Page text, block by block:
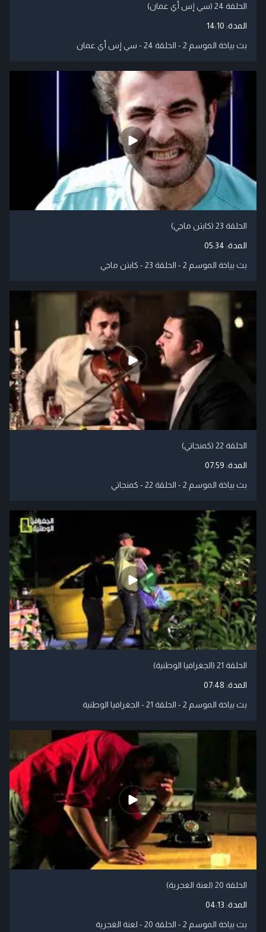
الحلقة 24 (سي إس أي عمان)
المدة: 14:10
بث بياخة الموسم 2 - الحلقة 24 - سي إس أي عمان
الحلقة 23 (كابتن ماجي)
المدة: 05:34
بث بياخة الموسم 2 - الحلقة 23 - كابتن ماجي
الحلقة 22 (كمنجاتي)
المدة: 07:59
بث بياخة الموسم 2 - الحلقة 22 - كمنجاتي
الحلقة 21 (الجغرافيا الوطنية)
المدة: 07:48
بث بياخة الموسم 2 - الحلقة 21 - الجغرافيا الوطنية
الحلقة 20 (لعنة الغجرية)
المدة: 04:13
بث بياخة الموسم 2 - الحلقة 20 - لعنة الغجرية